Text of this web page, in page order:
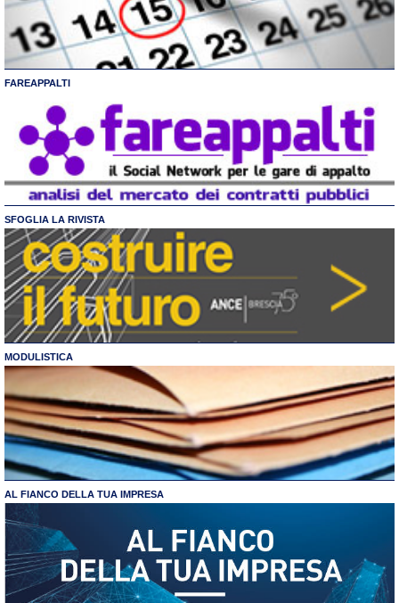
FAREAPPALTI
SFOGLIA LA RIVISTA
MODULISTICA
AL FIANCO DELLA TUA IMPRESA